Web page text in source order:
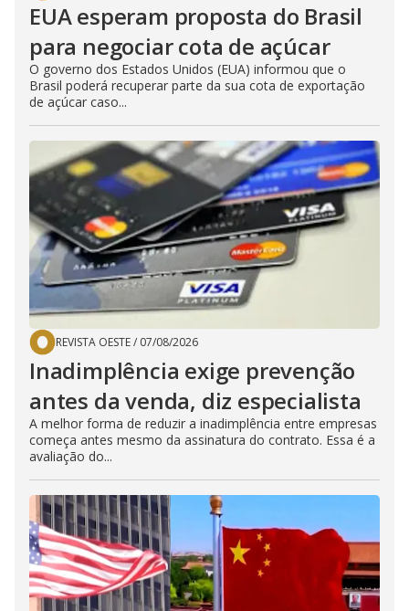
EUA esperam proposta do Brasil
para negociar cota de açúcar
O governo dos Estados Unidos (EUA) informou que o
Brasil poderá recuperar parte da sua cota de exportação
de açúcar caso...
REVISTA OESTE/ 07/08/2026
Inadimplência exige prevenção
antes da venda, diz especialista
A melhor forma de reduzir a inadimplência entre empresas
começa antes mesmo da assinatura do contrato. Essa é a
avaliação do...